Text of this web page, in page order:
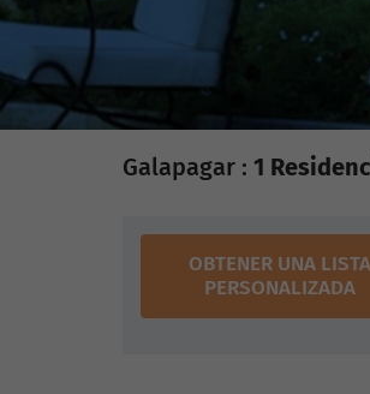
Galapagar : 1
OBTENER UNA LISTA
PERSONALIZADA